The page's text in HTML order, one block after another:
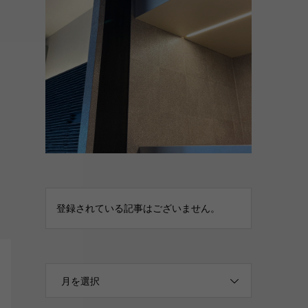
登録されている記事はございません。
月を選択